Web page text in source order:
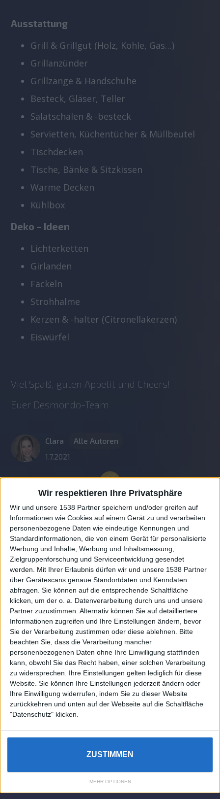
Wir respektieren Ihre Privatsphäre
Wir und unsere 1538 Partner speichern und/oder greifen auf
Informationen wie Cookies auf einem Gerät zu und verarbeiten
personenbezogene Daten wie eindeutige Kennungen und
Standardinformationen, die von einem Gerät für personalisierte
Werbung und Inhalte, Werbung und Inhaltsmessung,
Zielgruppenforschung und Serviceentwicklung gesendet
werden.
Mit Ihrer Erlaubnis dürfen wir und unsere 1538 Partner
über Gerätescans genaue Standortdaten und Kenndaten
abfragen. Sie können auf die entsprechende Schaltfläche
klicken, um der o. a. Datenverarbeitung durch uns und unsere
Partner zuzustimmen. Alternativ können Sie auf detailliertere
Informationen zugreifen und Ihre Einstellungen ändern, bevor
Sie der Verarbeitung zustimmen oder diese ablehnen.
Bitte
beachten Sie, dass die Verarbeitung mancher
personenbezogenen Daten ohne Ihre Einwilligung stattfinden
kann, obwohl Sie das Recht haben, einer solchen Verarbeitung
zu widersprechen. Ihre Einstellungen gelten lediglich für diese
Website. Sie können Ihre Einstellungen jederzeit ändern oder
Ihre Einwilligung widerrufen, indem Sie zu dieser Website
zurückkehren und unten auf der Webseite auf die Schaltfläche
"Datenschutz" klicken.
MEHR OPTIONEN
ZUSTIMMEN
Ausstattung
Grill & Grillgut (Holz, Kohle, Gas…)
Grillanzünder
Grillzange & Handschuhe
Besteck, Gläser, Teller
Salatschalen & -besteck
Servietten, Küchentücher & Müllbeutel
Tischdecken
Tische, Bänke & Sitzkissen
Warme Decken
Kühlbox
Deko – Ideen
Lichterketten
Girlanden
Fackeln
Strohhalme
Kerzen & -halter (Citronellakerzen)
Eiswürfel
Viel Spaß, guten Appetit und Cheers!
Euer Desmondo-Team
Clara
Alle Autoren
1.7.2021
Auf DESMONDO findet Ihr Inspirationen für
individuelles, gemütliches und intelligentes Wohnen,
die aktuellsten Einrichtungstrends und Informatives zu
neuesten Smart Home Systemen.
About
DESMONDO Suche
Kooperationen
Rechtliches
Impressum
Datenschutz
Sitemap
4
Copyright © 2022 DESMONDO